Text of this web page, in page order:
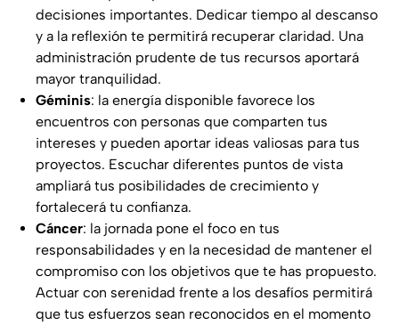
decisiones importantes. Dedicar tiempo al descanso
y a la reflexión te permitirá recuperar claridad. Una
administración prudente de tus recursos aportará
mayor tranquilidad.
Géminis: la energía disponible favorece los
encuentros con personas que comparten tus
intereses y pueden aportar ideas valiosas para tus
proyectos. Escuchar diferentes puntos de vista
ampliará tus posibilidades de crecimiento y
fortalecerá tu confianza.
Cáncer: la jornada pone el foco en tus
responsabilidades y en la necesidad de mantener el
compromiso con los objetivos que te has propuesto.
Actuar con serenidad frente a los desafíos permitirá
que tus esfuerzos sean reconocidos en el momento